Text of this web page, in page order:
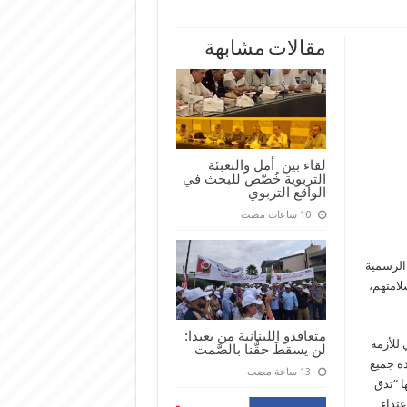
مقالات مشابهة
لقاء بين أمل والتعبئة
التربوية خُصّص للبحث في
الواقع التربوي
‏10 ساعات مضت
متعاقدو اللبنانية من بعبدا:
لن يسقطَ حقُّنا بالصَّمت
للأزمة
جميع
“تدق